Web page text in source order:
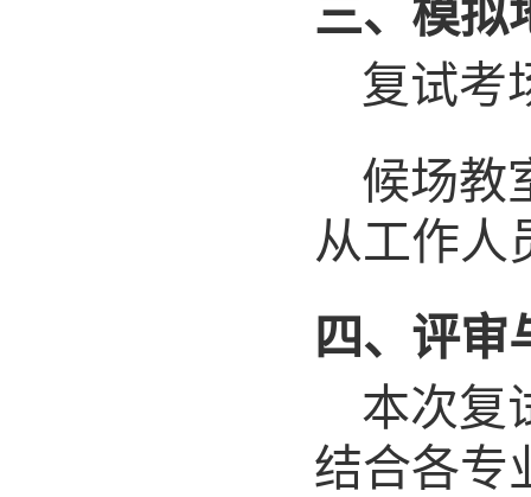
三、模拟
复试考
候场教
从工作人
四、评审
本次复
结合各专